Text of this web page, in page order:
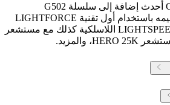
يعد ماوس G502 X PLUS أحدث إضافة إلى سلسلة G502
الأسطورية. تم إعادة تصميمه باستخدام أول تقنية LIGHTFORCE
الهجينة على الإطلاق، وLIGHTSPEED اللاسلكية كذلك مع مستشعر